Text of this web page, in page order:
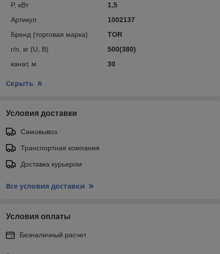
P, кВт
1,5
Артикул
1002137
Бренд (торговая марка)
TOR
г/п, кг (U, В)
500(380)
канат, м
30
Скрыть
Условия доставки
Самовывоз
Транспортная компания
Доставка курьером
Все условия доставки
Условия оплаты
Безналичный расчет